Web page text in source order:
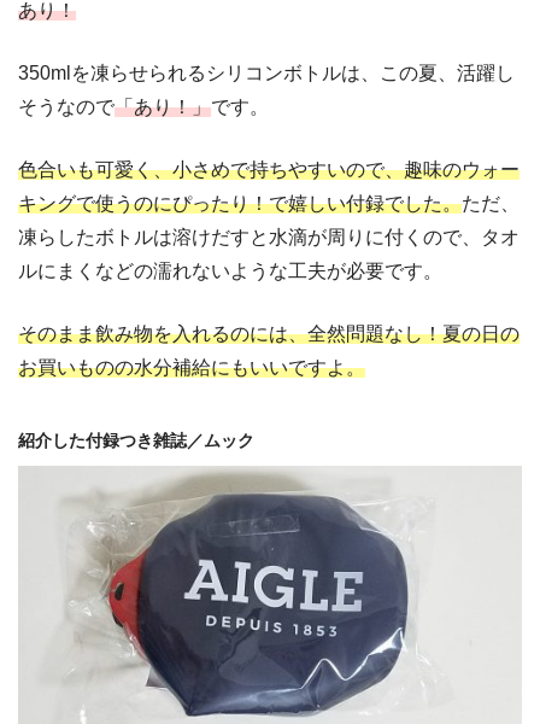
あり！
350mlを凍らせられるシリコンボトルは、この夏、活躍し
そうなので「あり！」です。
色合いも可愛く、小さめで持ちやすいので、趣味のウォー
キングで使うのにぴったり！で嬉しい付録でした。ただ、
凍らしたボトルは溶けだすと水滴が周りに付くので、タオ
ルにまくなどの濡れないような工夫が必要です。
そのまま飲み物を入れるのには、全然問題なし！夏の日の
お買いものの水分補給にもいいですよ。
紹介した付録つき雑誌／ムック